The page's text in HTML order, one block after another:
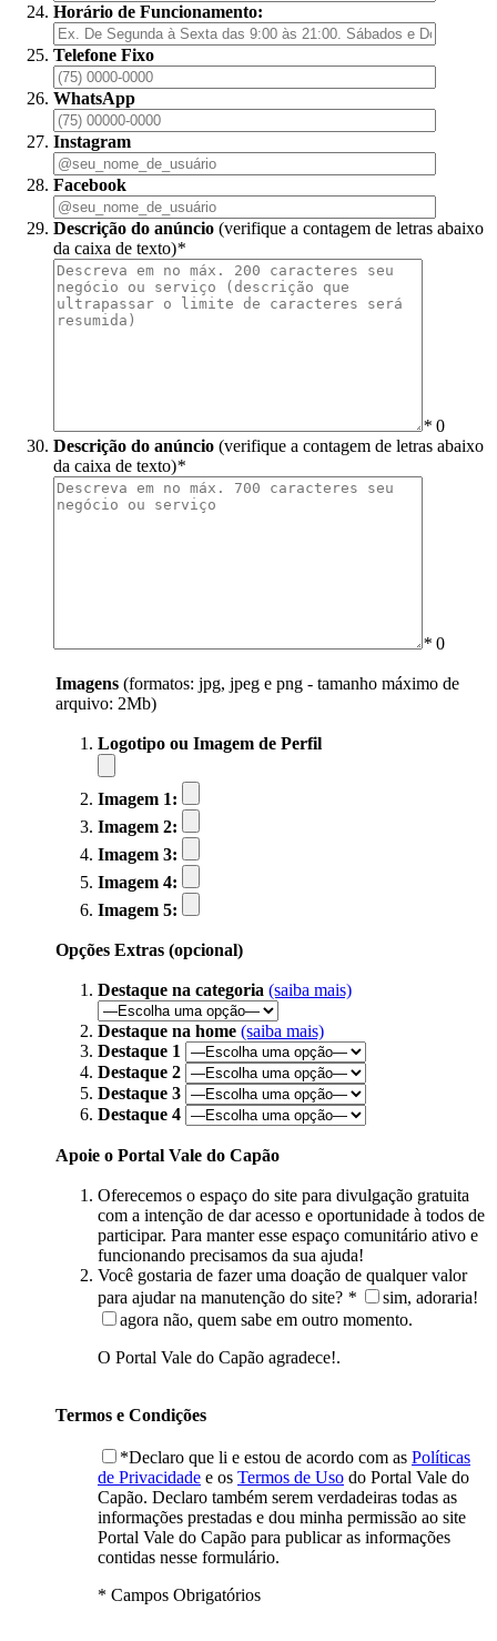
Horário de Funcionamento:
Telefone Fixo
WhatsApp
Instagram
Facebook
Descrição do anúncio (verifique a contagem de letras abaixo
da caixa de texto)*
* 0
Descrição do anúncio (verifique a contagem de letras abaixo
da caixa de texto)*
* 0
Imagens (formatos: jpg, jpeg e png - tamanho máximo de
arquivo: 2Mb)
Logotipo ou Imagem de Perfil
Imagem 1:
Imagem 2:
Imagem 3:
Imagem 4:
Imagem 5:
Opções Extras (opcional)
Destaque na categoria (saiba mais)
Destaque na home (saiba mais)
Destaque 1
Destaque 2
Destaque 3
Destaque 4
Apoie o Portal Vale do Capão
Oferecemos o espaço do site para divulgação gratuita
com a intenção de dar acesso e oportunidade à todos de
participar. Para manter esse espaço comunitário ativo e
funcionando precisamos da sua ajuda!
Você gostaria de fazer uma doação de qualquer valor
para ajudar na manutenção do site? *
sim, adoraria!
agora não, quem sabe em outro momento.
O Portal Vale do Capão agradece!.
Termos e Condições
*Declaro que li e estou de acordo com as Políticas
de Privacidade e os Termos de Uso do Portal Vale do
Capão. Declaro também serem verdadeiras todas as
informações prestadas e dou minha permissão ao site
Portal Vale do Capão para publicar as informações
contidas nesse formulário.
* Campos Obrigatórios